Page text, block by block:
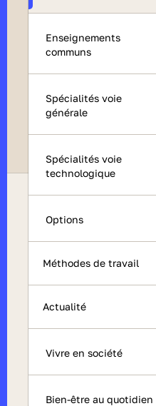
Enseignements
communs
Spécialités voie
générale
Spécialités voie
technologique
Options
Méthodes de travail
Actualité
Vivre en société
Bien-être au quotidien